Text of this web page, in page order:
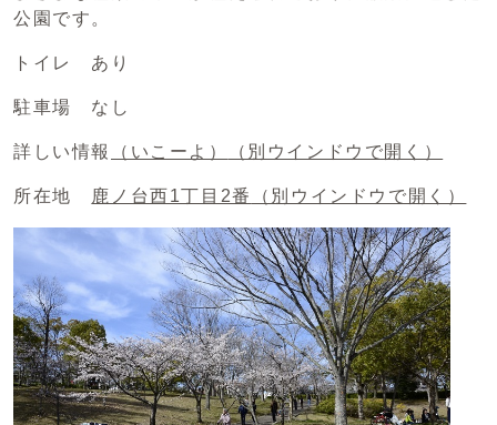
公園です。
トイレ あり
駐車場 なし
詳しい情報 （いこーよ） （別ウインドウで開く）
所在地 鹿ノ台西1丁目2番 （別ウインドウで開く）